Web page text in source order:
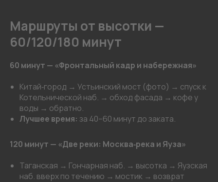
Маршруты от высотки —
60/120/180 минут
60 минут — «Фронтальный кадр и набережная»
Китай‑город → Устьинский мост (фото) → спуск к
Котельнической наб. → обход фасада → кофе у
воды → обратно.
Лучшее время: за 40–60 минут до заката.
120 минут — «Две реки: Москва‑река и Яуза»
Таганская → Гончарная наб. → высотка → Яузская
наб. вверх по течению → мостик → возврат